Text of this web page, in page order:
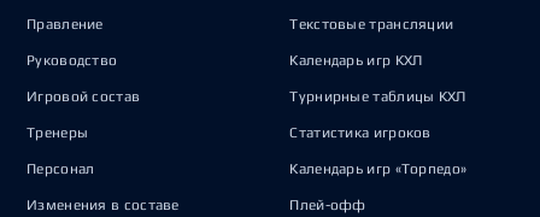
Правление
Руководство
Игровой состав
Тренеры
Персонал
Изменения в составе
Текстовые трансляции
Календарь игр КХЛ
Турнирные таблицы КХЛ
Статистика игроков
Календарь игр «Торпедо»
Плей-офф